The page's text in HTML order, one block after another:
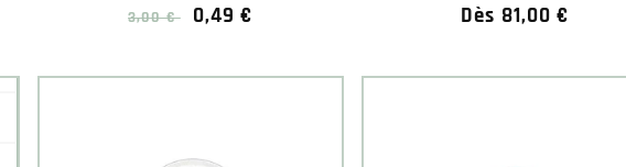
Prix
3,00 €
Prix
0,49 €
Prix
Dès 81,00 €